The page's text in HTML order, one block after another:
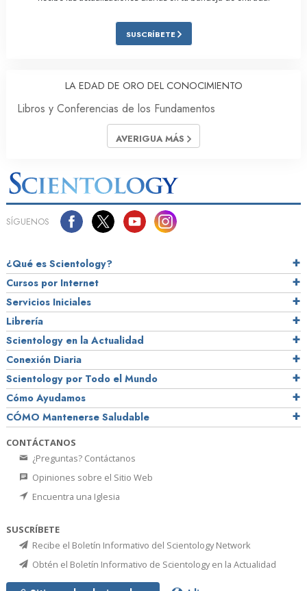
SUSCRÍBETE
LA EDAD DE ORO DEL CONOCIMIENTO
Libros y Conferencias de los Fundamentos
AVERIGUA MÁS
SÍGUENOS
¿Qué es Scientology?
Cursos por Internet
Servicios Iniciales
Librería
Scientology en la Actualidad
Conexión Diaria
Scientology por Todo el Mundo
Cómo Ayudamos
CÓMO Mantenerse Saludable
CONTÁCTANOS
¿Preguntas? Contáctanos
Opiniones sobre el Sitio Web
Encuentra una Iglesia
SUSCRÍBETE
Recibe el Boletín Informativo del Scientology Network
Obtén el Boletín Informativo de Scientology en la Actualidad